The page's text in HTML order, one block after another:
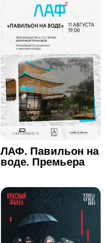
ЛАФ. Павильон на
воде. Премьера